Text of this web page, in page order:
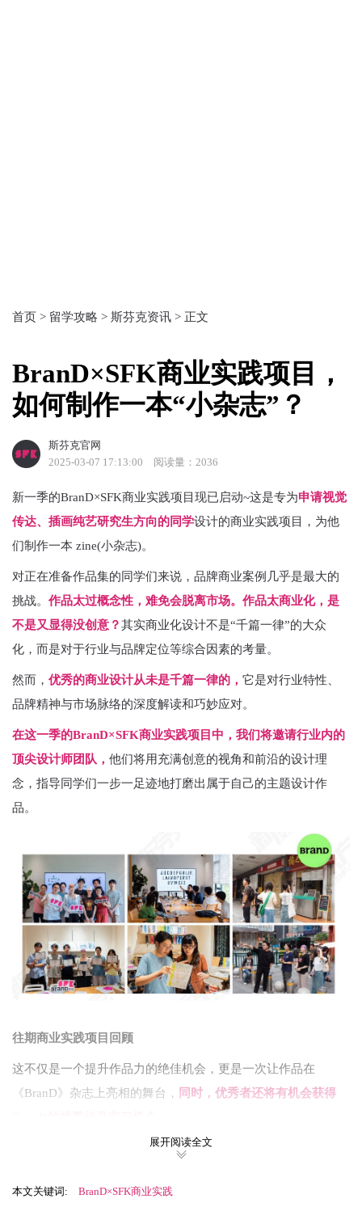
首页 > 留学攻略 > 斯芬克资讯 > 正文
BranD×SFK商业实践项目，
如何制作一本“小杂志”？
斯芬克官网
2025-03-07 17:13:00
阅读量：2036
新一季的BranD×SFK商业实践项目现已启动~这是专为申请视觉
传达、插画纯艺研究生方向的同学设计的商业实践项目，为他
们制作一本 zine(小杂志)。
对正在准备作品集的同学们来说，品牌商业案例几乎是最大的
挑战。 作品太过概念性，难免会脱离市场。作品太商业化，是
不是又显得没创意？其实商业化设计不是“千篇一律”的大众
化，而是对于行业与品牌定位等综合因素的考量。
然而， 优秀的商业设计从未是千篇一律的， 它是对行业特性、
品牌精神与市场脉络的深度解读和巧妙应对。
在这一季的BranD×SFK商业实践项目中，我们将邀请行业内的
顶尖设计师团队， 他们将用充满创意的视角和前沿的设计理
念，指导同学们一步一足迹地打磨出属于自己的主题设计作
品。
往期商业实践项目回顾
这不仅是一个提升作品力的绝佳机会，更是一次让作品在
《BranD》杂志上亮相的舞台， 同时，优秀者还将有机会获得
如果你渴望在设计中展现独特的内涵与价值，如果你希望你的
你的不二之选！让我们在这个项目中，一起探索设计的无限可
展开阅读全文
本文关键词: BranD×SFK商业实践